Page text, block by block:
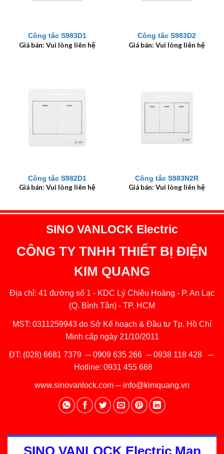
Công tắc S983D1
Giá bán: Vui lòng liên hệ
Công tắc S983D2
Giá bán: Vui lòng liên hệ
Công tắc S982D1
Giá bán: Vui lòng liên hệ
Công tắc S983N2R
Giá bán: Vui lòng liên hệ
SINO VANLOCK Electric
CÔNG TY TNHH THIẾT BỊ ĐIỆN
KIM QUANG
Địa chỉ: 41 đường số 1 - KDC Lý Chiêu Hoàng - P. An Lạc
(Q. Bình Tân) - TP. HCM
MST: 0311259943 do Sở Kế hoạch & Đầu tư Tp. Hồ Chí
Minh cấp ngày 21/10/2011
ĐT: (028) 6681 7379 ─0909 635 266─0938 118 428─
Hotline: 0931 455 668
www.sinovanlock.com ─ info@kimquang.vn
SINO VANLOCK Electric Map